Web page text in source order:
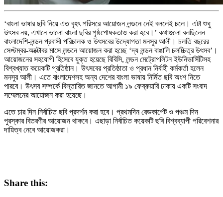
‘বাংলা ভাষার ছবি নিয়ে এত বৃহৎ পরিসরে আয়োজন লন্ডনে নেই বললেই চলে। এটা শুধু
উৎসব নয়, এখানে ভালো বাংলা ছবির পৃষ্ঠপোষকতাও করা হবে।’ কথাগুলো বলছিলেন
বাংলাদেশি-লন্ডন প্রবাসী পরিচালক ও উৎসবের উদ্যোগতা মনসুর আলী। চলতি বছরের
সেপ্টম্বর-অক্টোবর মাসে লন্ডনে আয়োজন করা হচ্ছে ‘দ্য লন্ডন বাঙালি চলচ্চিত্র উৎসব’।
আয়োজনের সহযোগী হিসেবে যুক্ত হয়েছে বিবিসি, লন্ডন মেট্রোপলিটন ইউনিভার্সিটিসহ
বিশ্বখ্যাত কয়েকটি প্রতিষ্ঠান। উৎসবের প্রতিষ্ঠাতা ও প্রধান নির্বাহী কর্মকর্তা হলেন
মনসুর আলী। এতে বাংলাদেশসহ অন্য দেশের বাংলা ভাষায় নির্মিত ছবি অংশ নিতে
পারবে। উৎসব সম্পর্কে বিস্তারিত জানতে আগামী ১৯ ফেব্রুয়ারি ঢাকায় একটি সংবাদ
সম্মেলনের আয়োজন করা হয়েছে।
এতে চার দিন নির্বাচিত ছবি প্রদর্শন করা হবে। প্রথমদিন রেডকার্পেট ও পঞ্চম দিন
পুরস্কার বিতরণীর আয়োজন থাকবে। এছাড়া নির্বাচিত কয়েকটি ছবি বিশ্বব্যাপী পরিবেশনার
দায়িত্ব নেবে আয়োজকরা।
Share this: